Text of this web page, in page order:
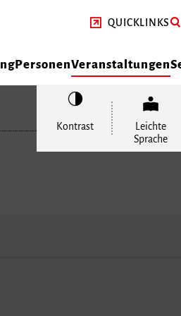
QUICKLINKS
PersonenVeranstaltungen
Kontrast
Leichte
Sprache